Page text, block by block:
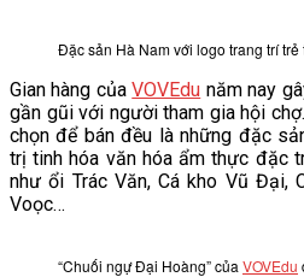
Đặc sản Hà Nam với logo trang trí
Gian hàng củaVOVEdu năm nay
gần gũi với người tham gia hội
chọn để bán đều là những đặc
trị tinh hóa văn hóa ẩm thực đặc
như ổi Trác Văn, Cá kho Vũ Đại,
Voọc…
“Chuối ngự Đại Hoàng” của VOVEdu